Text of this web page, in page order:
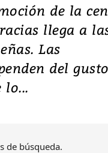
de la
llega a
Las
del gusto
lo...
de búsqueda.
y graves
Kumamoto